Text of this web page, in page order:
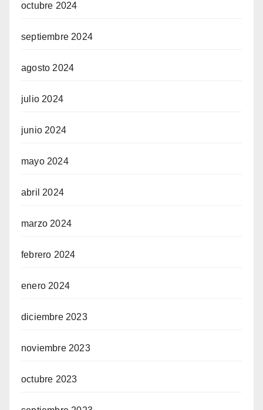
octubre 2024
septiembre 2024
agosto 2024
julio 2024
junio 2024
mayo 2024
abril 2024
marzo 2024
febrero 2024
enero 2024
diciembre 2023
noviembre 2023
octubre 2023